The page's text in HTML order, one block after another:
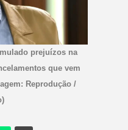
prejuízos na
que vem
Reprodução /